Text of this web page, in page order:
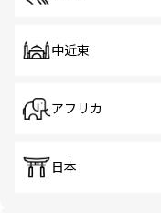
中近東
アフリカ
日本